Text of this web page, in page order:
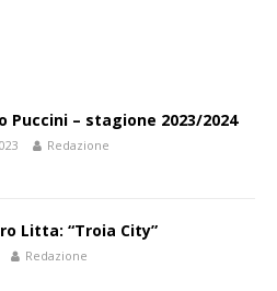
Puccini – stagione 2023/2024
Redazione
Litta: “Troia City”
Redazione